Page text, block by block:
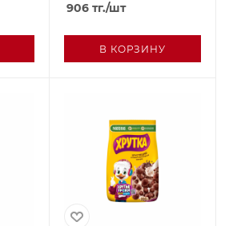
906 тг./шт
В КОРЗИНУ